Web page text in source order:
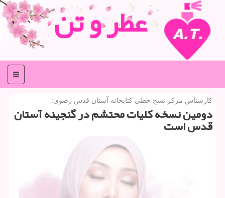
عطر و تن
منو
كارشناس مركز نسخ خطی كتابخانه آستان قدس رضوی:
دومین نسخه كلیات محتشم در گنجینه آستان
قدس است